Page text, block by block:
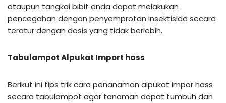
ataupun tangkai bibit anda dapat melakukan
pencegahan dengan penyemprotan insektisida secara
teratur dengan dosis yang tidak berlebih.
Tabulampot Alpukat Import hass
Berikut ini tips trik cara penanaman alpukat impor hass
secara tabulampot agar tanaman dapat tumbuh dan